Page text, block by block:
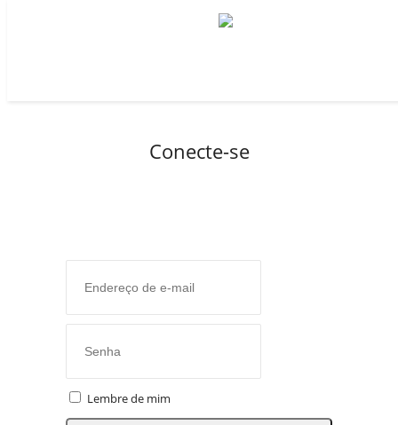
Conecte-se
Lembre de mim